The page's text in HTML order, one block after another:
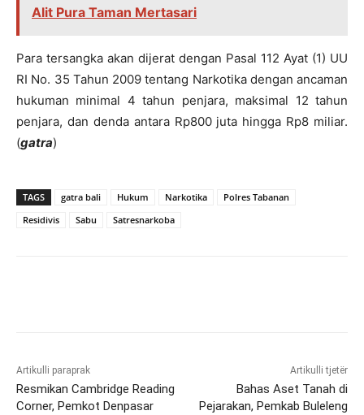
Alit Pura Taman Mertasari
Para tersangka akan dijerat dengan Pasal 112 Ayat (1) UU
RI No. 35 Tahun 2009 tentang Narkotika dengan ancaman
hukuman minimal 4 tahun penjara, maksimal 12 tahun
penjara, dan denda antara Rp800 juta hingga Rp8 miliar.
(gatra)
TAGS gatra bali Hukum Narkotika
Polres Tabanan
Residivis
Sabu Satresnarkoba
Artikulli paraprak
Resmikan Cambridge Reading
Corner, Pemkot Denpasar
Artikulli tjetër
Bahas Aset Tanah di
Pejarakan, Pemkab Buleleng